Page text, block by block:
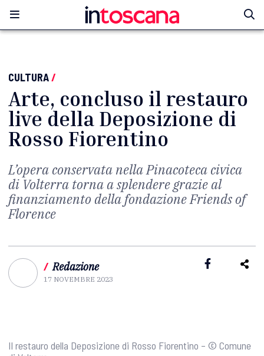
CULTURA/
Arte, concluso il restauro
live della Deposizione di
Rosso Fiorentino
L’opera conservata nella Pinacoteca civica
di Volterra torna a splendere grazie al
finanziamento della fondazione Friends of
Florence
/ Redazione
17 NOVEMBRE 2023
Il restauro della Deposizione di Rosso Fiorentino – © Comune